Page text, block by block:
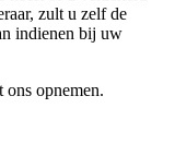
zult u zelf de
indienen bij uw
opnemen.